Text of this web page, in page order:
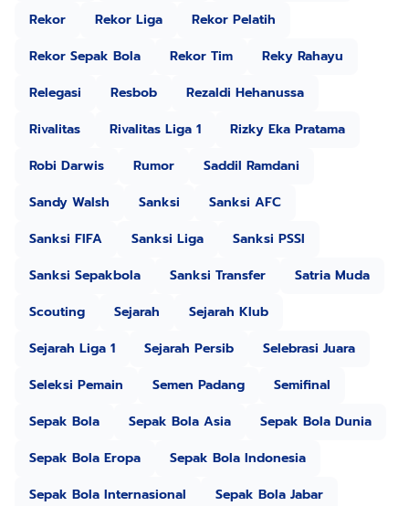
Rekor
Rekor Liga
Rekor Pelatih
Rekor Sepak Bola
Rekor Tim
Reky Rahayu
Relegasi
Resbob
Rezaldi Hehanussa
Rivalitas
Rivalitas Liga 1
Rizky Eka Pratama
Robi Darwis
Rumor
Saddil Ramdani
Sandy Walsh
Sanksi
Sanksi AFC
Sanksi FIFA
Sanksi Liga
Sanksi PSSI
Sanksi Sepakbola
Sanksi Transfer
Satria Muda
Scouting
Sejarah
Sejarah Klub
Sejarah Liga 1
Sejarah Persib
Selebrasi Juara
Seleksi Pemain
Semen Padang
Semifinal
Sepak Bola
Sepak Bola Asia
Sepak Bola Dunia
Sepak Bola Eropa
Sepak Bola Indonesia
Sepak Bola Internasional
Sepak Bola Jabar